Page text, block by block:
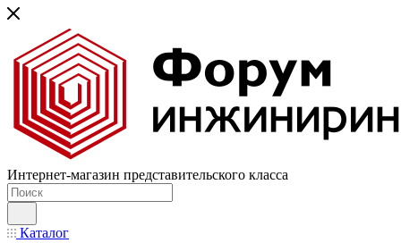
Интернет-магазин представительского класса
Каталог